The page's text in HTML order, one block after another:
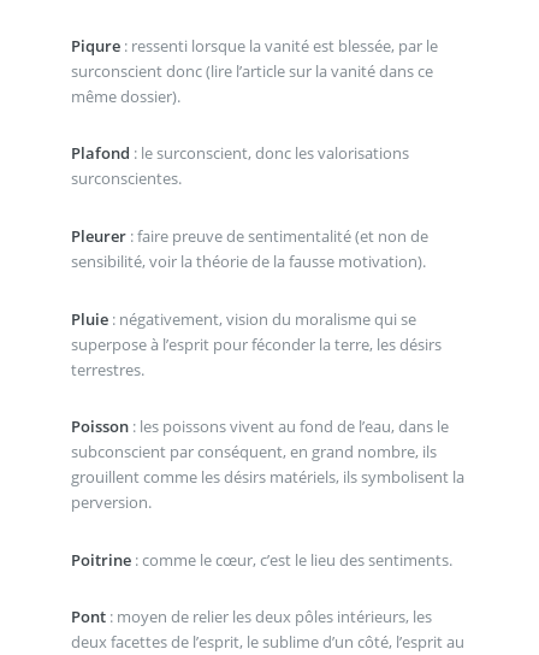
Piqure: ressenti lorsque la vanité est blessée, par le
surconscient donc (lire l’article sur la vanité dans ce
même dossier).
Plafond : le surconscient, donc les valorisations
surconscientes.
Pleurer: faire preuve de sentimentalité (et non de
sensibilité, voir la théorie de la fausse motivation).
Pluie: négativement, vision du moralisme qui se
superpose à l’esprit pour féconder la terre, les désirs
terrestres.
Poisson: les poissons vivent au fond de l’eau, dans le
subconscient par conséquent, en grand nombre, ils
grouillent comme les désirs matériels, ils symbolisent la
perversion.
Poitrine: comme le cœur, c’est le lieu des sentiments.
Pont: moyen de relier les deux pôles intérieurs, les
deux facettes de l’esprit, le sublime d’un côté, l’esprit au